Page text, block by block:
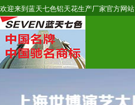
欢迎来到蓝天七色铝天花生产厂家官方网站